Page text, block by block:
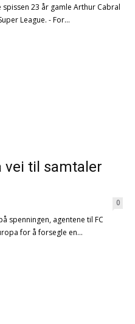
23 år gamle Arthur Cabral
League. - For...
vei til samtaler
0
spenningen, agentene til FC
for å forsegle en...